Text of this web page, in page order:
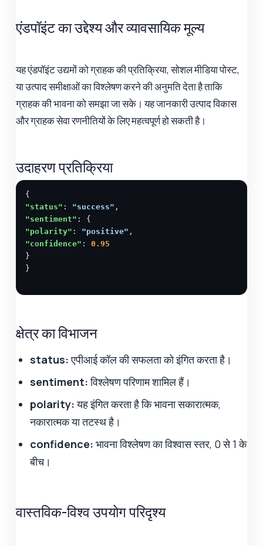
एंडपॉइंट का उद्देश्य और व्यावसायिक मूल्य
यह एंडपॉइंट उद्यमों को ग्राहक की प्रतिक्रिया, सोशल मीडिया पोस्ट,
या उत्पाद समीक्षाओं का विश्लेषण करने की अनुमति देता है ताकि
ग्राहक की भावना को समझा जा सके। यह जानकारी उत्पाद विकास
और ग्राहक सेवा रणनीतियों के लिए महत्वपूर्ण हो सकती है।
उदाहरण प्रतिक्रिया
"status" : "success"
"sentiment"
"polarity" : "positive"
"confidence" : 0.95
}
}
क्षेत्र का विभाजन
status:एपीआई कॉल की सफलता को इंगित करता है।
sentiment:विश्लेषण परिणाम शामिल हैं।
polarity:यह इंगित करता है कि भावना सकारात्मक,
नकारात्मक या तटस्थ है।
confidence: भावना विश्लेषण का विश्वास स्तर, 0 से 1 के
बीच।
वास्तविक-विश्व उपयोग परिदृश्य